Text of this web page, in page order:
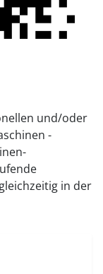
und/oder
-
in der